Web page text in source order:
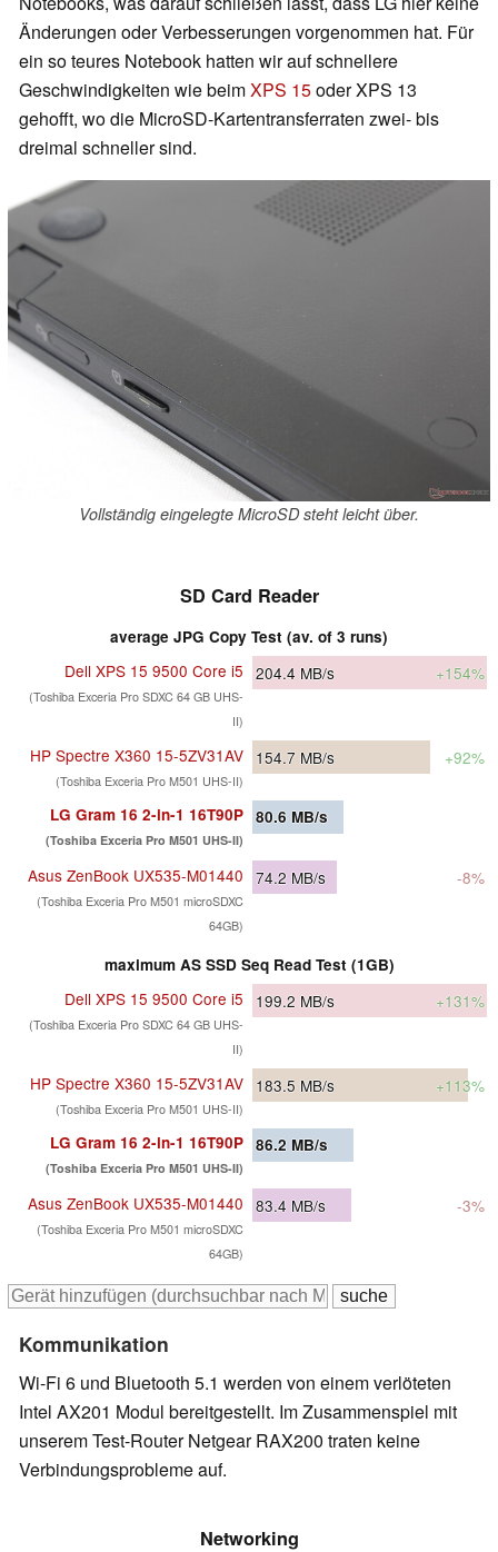
Änderungen oder Verbesserungen vorgenommen hat. Für
ein so teures Notebook hatten wir auf schnellere
Geschwindigkeiten wie beimXPS 15oder XPS 13
gehofft, wo die MicroSD-Kartentransferraten zwei- bis
dreimal schneller sind.
Vollständig eingelegte MicroSD steht leicht über.
SD Card Reader
average JPG Copy Test (av. of 3 runs)
Dell XPS 15 9500 Core i5
(Toshiba Exceria Pro SDXC 64 GB UHS-
II)
204.4 MB/s +154%
HP Spectre X360 15-5ZV31AV
(Toshiba Exceria Pro M501 UHS-II)
154.7 MB/s +92%
LG Gram 16 2-in-1 16T90P
(Toshiba Exceria Pro M501 UHS-II)
80.6 MB/s
Asus ZenBook UX535-M01440
(Toshiba Exceria Pro M501 microSDXC
64GB)
74.2 MB/s -8%
maximum AS SSD Seq Read Test (1GB)
Dell XPS 15 9500 Core i5
(Toshiba Exceria Pro SDXC 64 GB UHS-
II)
199.2 MB/s +131%
HP Spectre X360 15-5ZV31AV
(Toshiba Exceria Pro M501 UHS-II)
183.5 MB/s +113%
LG Gram 16 2-in-1 16T90P
(Toshiba Exceria Pro M501 UHS-II)
86.2 MB/s
Asus ZenBook UX535-M01440
(Toshiba Exceria Pro M501 microSDXC
64GB)
83.4 MB/s -3%
Kommunikation
Wi-Fi 6 und Bluetooth 5.1 werden von einem verlöteten
Intel AX201 Modul bereitgestellt. Im Zusammenspiel mit
unserem Test-Router Netgear RAX200 traten keine
Verbindungsprobleme auf.
Networking